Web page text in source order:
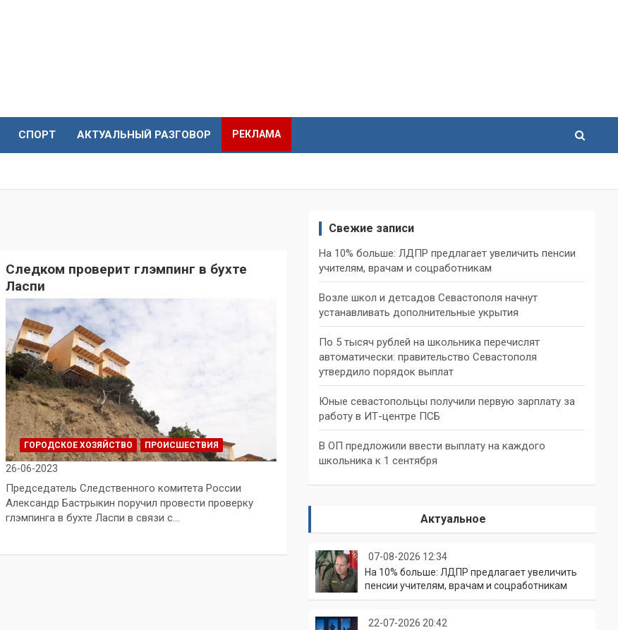
СПОРТ АКТУАЛЬНЫЙ РАЗГОВОР РЕКЛАМА
Следком проверит глэмпинг в бухте
Ласпи
ГОРОДСКОЕ ХОЗЯЙСТВО ПРОИСШЕСТВИЯ
26-06-2023
Председатель Следственного комитета России
Александр Бастрыкин поручил провести проверку
глэмпинга в бухте Ласпи в связи с…
Свежие записи
На 10% больше: ЛДПР предлагает увеличить пенсии
учителям, врачам и соцработникам
Возле школ и детсадов Севастополя начнут
устанавливать дополнительные укрытия
По 5 тысяч рублей на школьника перечислят
автоматически: правительство Севастополя
утвердило порядок выплат
Юные севастопольцы получили первую зарплату за
работу в ИТ-центре ПСБ
В ОП предложили ввести выплату на каждого
школьника к 1 сентября
Актуальное
07-08-2026 12:34
На 10% больше: ЛДПР предлагает увеличить
пенсии учителям, врачам и соцработникам
22-07-2026 20:42